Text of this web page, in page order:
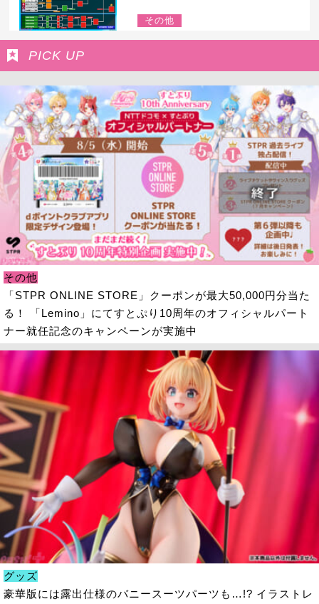
その他
PICK UP
その他
「STPR ONLINE STORE」クーポンが最大50,000円分当た
る！ 「Lemino」にてすとぷり10周年のオフィシャルパート
ナー就任記念のキャンペーンが実施中
グッズ
豪華版には露出仕様のバニースーツパーツも…!? イラストレ